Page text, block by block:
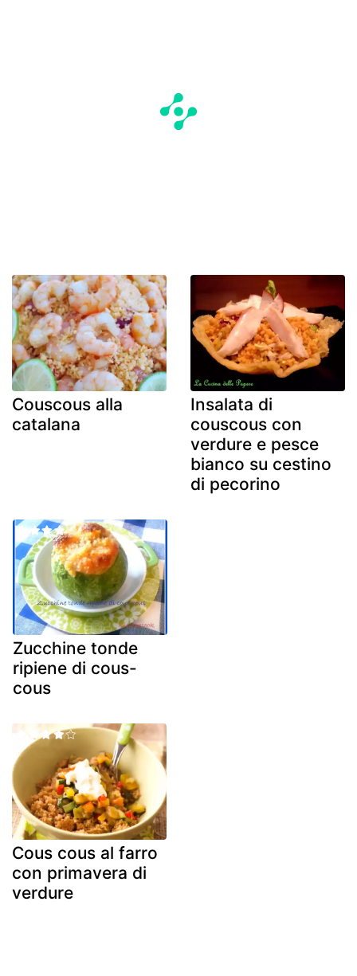
Couscous alla
catalana
Insalata di
couscous con
verdure e pesce
bianco su cestino
di pecorino
Zucchine tonde
ripiene di cous-
cous
Cous cous al farro
con primavera di
verdure